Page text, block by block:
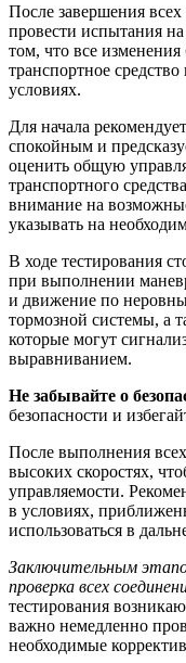
После завершения
провести испытания на
том, что все
транспортное
условиях.
Для начала
спокойным и
оценить общую
транспортного
внимание на
указывать на
В ходе тестирования
при выполнении
и движение по
тормозной системы, а
которые могут
выравниванием.
Не забывайте о
безопасности и
После выполнения
высоких скоростях,
управляемости.
в условиях,
использоваться в
Заключительным
проверка всех
тестирования
важно немедленно
необходимые